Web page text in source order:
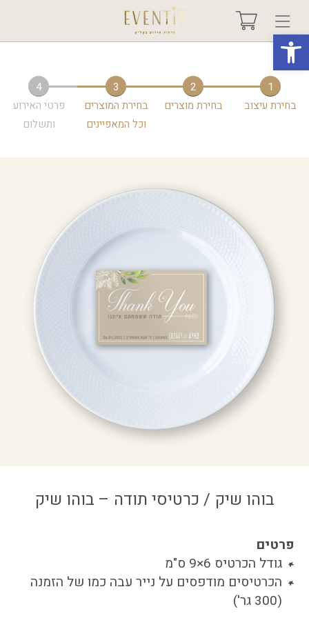
פתח סרגל נגישות
בחר אירוע +
שאלות ותשובות
גלריות
מיוחדים
צור קשר
איזור אישי
1
בחירת עיצוב
2
בחירת מוצרים
3
בחירת המוצרים
וכל המאפיינים
4
פרטי האירוע
ותשלום
בוהו שיק / כרטיסי תודה – בוהו שיק
פרטים
גודל הכרטיס 6×9 ס"מ
הכרטיסים מודפסים על נייר עבה כמו של הזמנה
(300 גר')